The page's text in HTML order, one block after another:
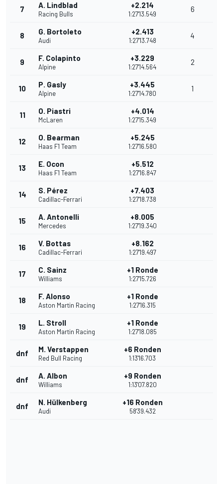
7 A. Lindblad
Racing Bulls
+2.214
1:27'13.549
6
8 G. Bortoleto
Audi
+2.413
1:27'13.748
4
9 F. Colapinto
Alpine
+3.229
1:27'14.564
2
10 P. Gasly
Alpine
+3.445
1:27'14.780
1
11 O. Piastri
McLaren
+4.014
1:27'15.349
12 O. Bearman
Haas F1 Team
+5.245
1:27'16.580
13 E. Ocon
Haas F1 Team
+5.512
1:27'16.847
14 S. Pérez
Cadillac-Ferrari
+7.403
1:27'18.738
15 A. Antonelli
Mercedes
+8.005
1:27'19.340
16 V. Bottas
Cadillac-Ferrari
+8.162
1:27'19.497
17 C. Sainz
Williams
+1 Ronde
1:27'15.726
18 F. Alonso
Aston Martin Racing
+1 Ronde
1:27'16.315
19 L. Stroll
Aston Martin Racing
+1 Ronde
1:27'18.085
dnf M. Verstappen
Red Bull Racing
+6 Ronden
1:13'16.703
dnf A. Albon
Williams
+9 Ronden
1:13'07.820
dnf N. Hülkenberg
Audi
+16 Ronden
58'39.432